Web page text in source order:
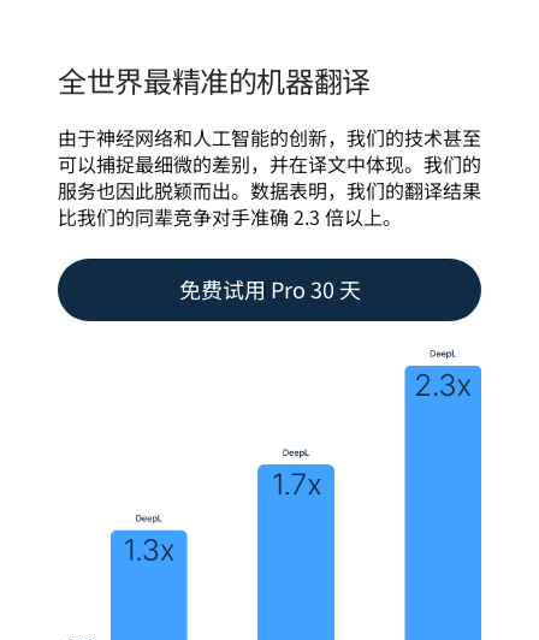
全世界最精准的机器翻译
由于神经网络和人工智能的创新，我们的技术甚至
可以捕捉最细微的差别，并在译文中体现。我们的
服务也因此脱颖而出。数据表明，我们的翻译结果
比我们的同辈竞争对手准确 2.3 倍以上。
免费试用 Pro 30 天